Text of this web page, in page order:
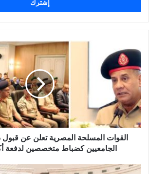
المسلحة
المصرية
تعلن
عن
قبول
دفعة
جديدة
من
الجامعيين
لدفعة
القوات المسلحة المصرية تعلن عن
الجامعيين كضباط متخصصين لدفعة
البنك